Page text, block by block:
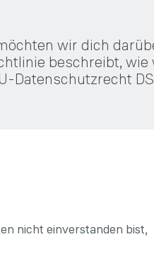
wir dich
beschreibt, wie
Datenschutzrecht
nicht einverstanden bist,